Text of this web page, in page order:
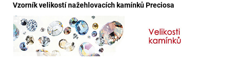
Vzorník velikostí nažehlovacích kamínků Preciosa